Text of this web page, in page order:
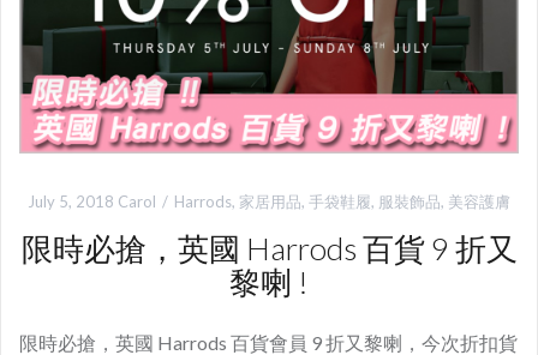
July 5, 2018 Carol Harrods, 家居用品, 手袋鞋履, 服裝飾品, 美容護膚
限時必搶，英國 Harrods 百貨 9 折又
黎喇 !
限時必搶，英國 Harrods 百貨會員 9 折又黎喇，今次折扣貨